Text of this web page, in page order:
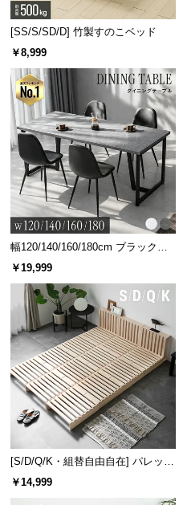
[SS/S/SD/D] 竹製すのこベッド
￥8,999
幅120/140/160/180cm ブラックフ
レーム ダイニング 大理石調 4人掛
￥19,999
[S/D/Q/K・組替自由自在] パレット
ベッド 8/12/16枚セット
￥14,999